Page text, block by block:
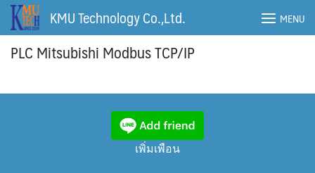
Skip
KMU Technology Co.,Ltd. MENU
PLC Mitsubishi Modbus TCP/IP
เพิ่มเพือน